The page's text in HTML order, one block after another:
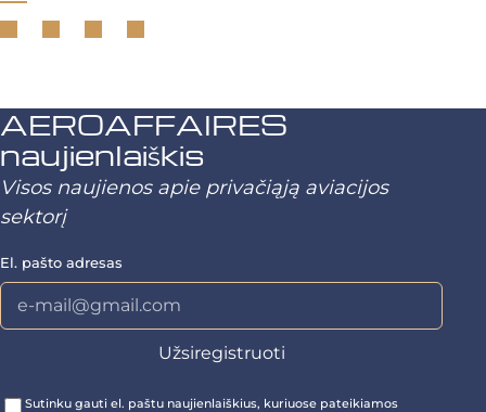
AEROAFFAIRES
naujienlaiškis
Visos naujienos apie privačiąją aviacijos
sektorį
El. pašto adresas
Sutinku gauti el. paštu naujienlaiškius, kuriuose pateikiamos